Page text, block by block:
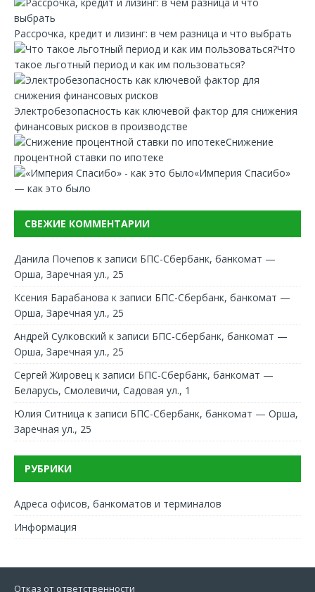
Рассрочка, кредит и лизинг: в чем разница и что выбрать
Что
такое льготный период и как им пользоваться?
Электробезопасность как ключевой фактор для снижения
финансовых рисков в производстве
Снижение
процентной ставки по ипотеке
«Империя Спасибо»
— как это было
СВЕЖИЕ КОММЕНТАРИИ
Данила Почепов к записи БПС-Сбербанк, банкомат —
Орша, Заречная ул., 25
Ксения Барабанова к записи БПС-Сбербанк, банкомат —
Орша, Заречная ул., 25
Андрей Сулковский к записи БПС-Сбербанк, банкомат —
Орша, Заречная ул., 25
Сергей Жировец к записи БПС-Сбербанк, банкомат —
Беларусь, Смолевичи, Садовая ул., 1
Юлия Ситница к записи БПС-Сбербанк, банкомат — Орша,
Заречная ул., 25
РУБРИКИ
Адреса офисов, банкоматов и терминалов
Информация
Отказ от ответственности